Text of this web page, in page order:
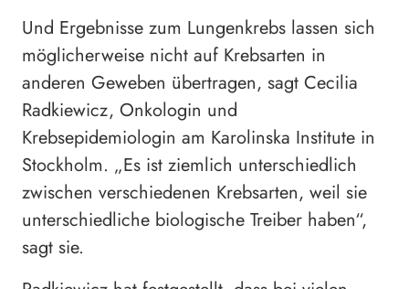
Und Ergebnisse zum Lungenkrebs lassen sich
möglicherweise nicht auf Krebsarten in
anderen Geweben übertragen, sagt Cecilia
Radkiewicz, Onkologin und
Krebsepidemiologin am Karolinska Institute in
Stockholm. „Es ist ziemlich unterschiedlich
zwischen verschiedenen Krebsarten, weil sie
unterschiedliche biologische Treiber haben“,
sagt sie.